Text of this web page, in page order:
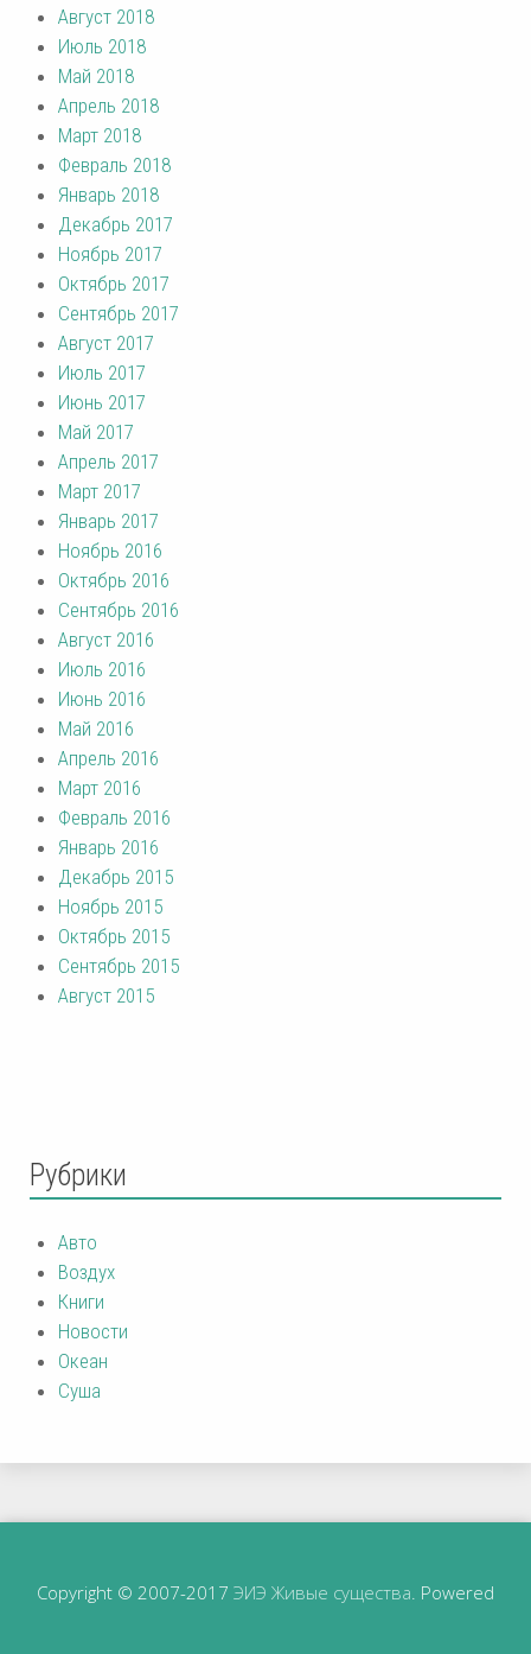
Август 2018
Июль 2018
Май 2018
Апрель 2018
Март 2018
Февраль 2018
Январь 2018
Декабрь 2017
Ноябрь 2017
Октябрь 2017
Сентябрь 2017
Август 2017
Июль 2017
Июнь 2017
Май 2017
Апрель 2017
Март 2017
Январь 2017
Ноябрь 2016
Октябрь 2016
Сентябрь 2016
Август 2016
Июль 2016
Июнь 2016
Май 2016
Апрель 2016
Март 2016
Февраль 2016
Январь 2016
Декабрь 2015
Ноябрь 2015
Октябрь 2015
Сентябрь 2015
Август 2015
Рубрики
Авто
Воздух
Книги
Новости
Океан
Суша
Copyright © 2007-2017 ЭИЭ Живые существа . Powered